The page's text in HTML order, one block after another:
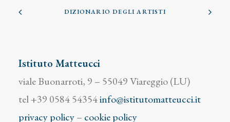
DIZIONARIO DEGLI ARTISTI
Istituto Matteucci
viale Buonarroti, 9 – 55049 Viareggio (LU)
tel +39 0584 54354info@istitutomatteucci.it
privacy policy– cookie policy